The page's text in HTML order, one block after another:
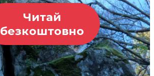
Читай
безкоштовно